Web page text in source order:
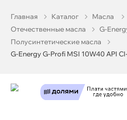
Главная Катало
Масла
Отечественные масла
G-
Полусинтетические масла
G-Energy G-Profi MSI 10W40 API
Бесплатная
Срочная за 2 ч – 399 ₽
Карта